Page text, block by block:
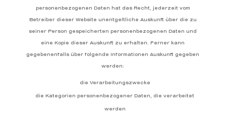
personenbezogenen Daten hat das Recht, jederzeit vom
Betreiber dieser Website unentgeltliche Auskunft über die zu
seiner Person gespeicherten personenbezogenen Daten und
eine Kopie dieser Auskunft zu erhalten. Ferner kann
gegebenenfalls über folgende Informationen Auskunft gegeben
werden:
die Verarbeitungszwecke
die Kategorien personenbezogener Daten, die verarbeitet
werden